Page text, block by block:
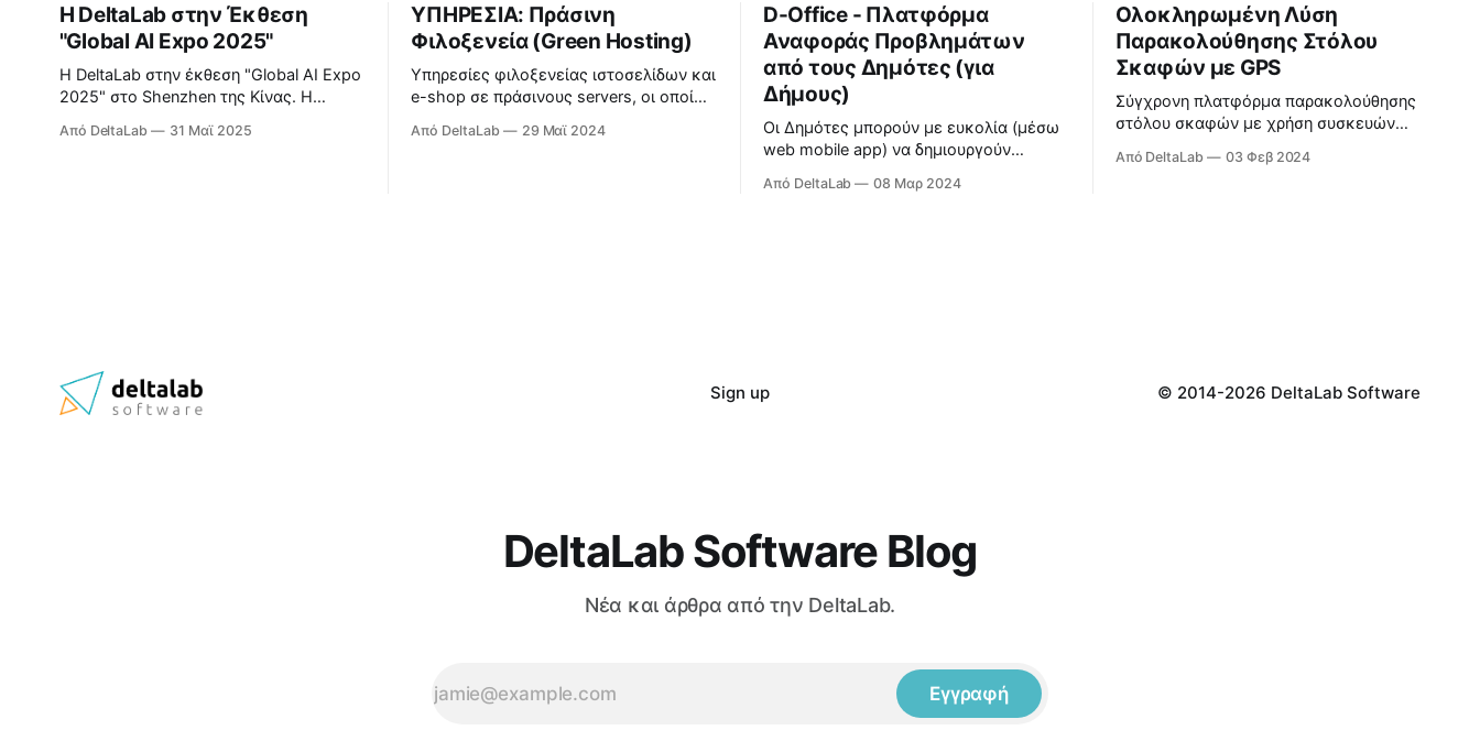
Η DeltaLab στην Έκθεση
"Global AI Expo 2025"
Η DeltaLab στην έκθεση "Global AI Expo
2025" στο Shenzhen της Κίνας. Η
Νοημοσύνης 2025 — η πρώτη
Από DeltaLab 31 Μαϊ 2025
ΥΠΗΡΕΣΙΑ: Πράσινη
Φιλοξενεία (Green Hosting)
Υπηρεσίες φιλοξενείας ιστοσελίδων και
e-shop σε πράσινους servers, οι οποίοι
ανανεώσιμες πηγές ενέργειας και είναι
Από DeltaLab 29 Μαϊ 2024
D-Office - Πλατφόρμα
Αναφοράς Προβλημάτων
από τους Δημότες (για
Δήμους)
Οι Δημότες μπορούν με ευκολία (μέσω
web mobile app) να δημιουργούν
παρατηρούν στη γειτονιά τους και ο
Από DeltaLab 08 Μαρ 2024
Ολοκληρωμένη Λύση
Παρακολούθησης Στόλου
Σκαφών με GPS
Σύγχρονη πλατφόρμα παρακολούθησης
στόλου σκαφών με χρήση συσκευών
Από DeltaLab 03 Φεβ 2024
Sign up © 2014-2026 DeltaLab Software
DeltaLab Software Blog
Νέα και άρθρα από την DeltaLab.
Εγγραφή